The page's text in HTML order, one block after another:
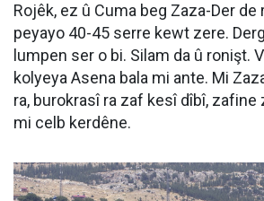
Rojêk, ez û Cuma beg Zaza-Der de
peyayo 40-45 serre kewt zere.
lumpen ser o bi. Silam da û ronişt.
kolyeya Asena bala mi ante. Mi
ra, burokrasî ra zaf kesî dîbî, zafine
mi celb kerdêne.